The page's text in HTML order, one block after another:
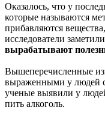
Оказалось, что у
которые называются
прибавляются
исследователи
вырабатывают
Вышеперечисленные
выраженными у людей
ученые выявили у
пить алкоголь.